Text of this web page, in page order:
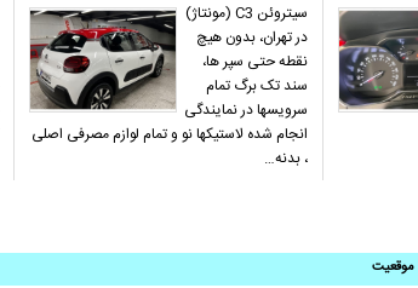
سیتروئن C3 (مونتاژ)
در تهران، بدون هیچ
نقطه حتی سپر ها،
سند تک برگ تمام
سرویسها در نمایندگی
انجام شده لاستیکها نو و تمام لوازم مصرفی اصلی
، بدنه…
موقعیت